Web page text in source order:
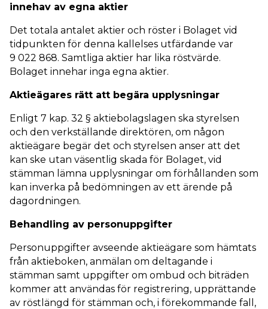
innehav av egna aktier
Det totala antalet aktier och röster i Bolaget vid
tidpunkten för denna kallelses utfärdande var
9 022 868. Samtliga aktier har lika röstvärde.
Bolaget innehar inga egna aktier.
Aktieägares rätt att begära upplysningar
Enligt 7 kap. 32 § aktiebolagslagen ska styrelsen
och den verkställande direktören, om någon
aktieägare begär det och styrelsen anser att det
kan ske utan väsentlig skada för Bolaget, vid
stämman lämna upplysningar om förhållanden som
kan inverka på bedömningen av ett ärende på
dagordningen.
Behandling av personuppgifter
Personuppgifter avseende aktieägare som hämtats
från aktieboken, anmälan om deltagande i
stämman samt uppgifter om ombud och biträden
kommer att användas för registrering, upprättande
av röstlängd för stämman och, i förekommande fall,